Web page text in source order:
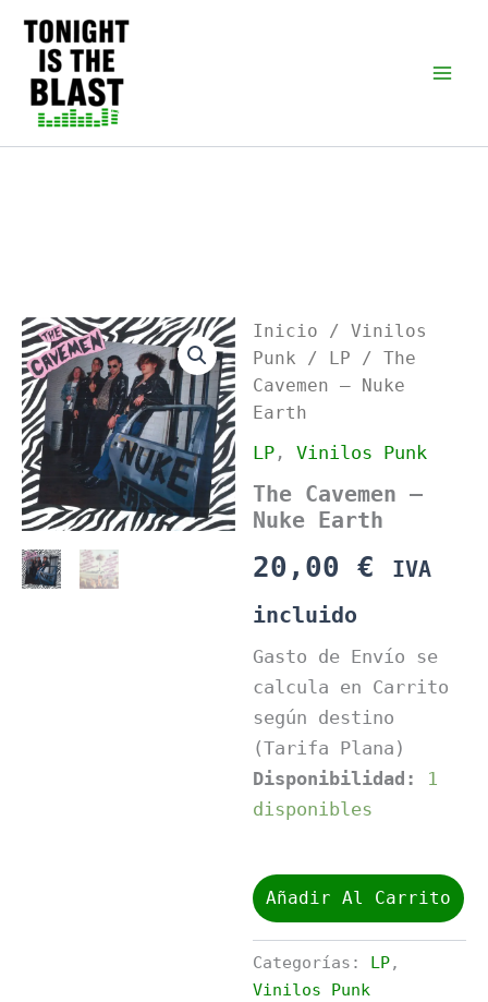
contenido
Inicio /Vinilos
Punk / LP / The
Cavemen – Nuke
Earth
LP ,Vinilos Punk
The Cavemen –
Nuke Earth
20,00€
IVA
incluido
Gasto de Envío se
calcula en Carrito
según destino
(Tarifa Plana)
Disponibilidad:
1
disponibles
Cavemen
-
Earth
cantidad
Añadir Al Carrito
Categorías: LP,
Vinilos Punk